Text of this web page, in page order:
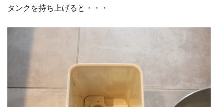
タンクを持ち上げると・・・